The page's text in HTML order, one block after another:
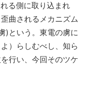
る側に取り込まれ
曲されるメカニズム
)という。東電の虜に
）らしむべし、知ら
行い、今回そのツケ